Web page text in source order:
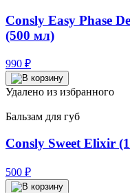
Consly Easy Phase
(500 мл)
990 ₽
Удалено из избранного
Бальзам для губ
Consly Sweet Elixir
500 ₽